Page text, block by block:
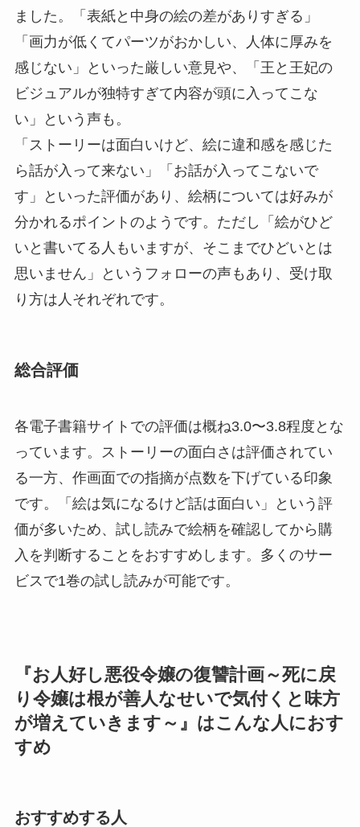
ました。「表紙と中身の絵の差がありすぎる」
「画力が低くてパーツがおかしい、人体に厚みを
感じない」といった厳しい意見や、「王と王妃の
ビジュアルが独特すぎて内容が頭に入ってこな
い」という声も。
「ストーリーは面白いけど、絵に違和感を感じた
ら話が入って来ない」「お話が入ってこないで
す」といった評価があり、絵柄については好みが
分かれるポイントのようです。ただし「絵がひど
いと書いてる人もいますが、そこまでひどいとは
思いません」というフォローの声もあり、受け取
り方は人それぞれです。
総合評価
各電子書籍サイトでの評価は概ね3.0〜3.8程度とな
っています。ストーリーの面白さは評価されてい
る一方、作画面での指摘が点数を下げている印象
です。「絵は気になるけど話は面白い」という評
価が多いため、試し読みで絵柄を確認してから購
入を判断することをおすすめします。多くのサー
ビスで1巻の試し読みが可能です。
『お人好し悪役令嬢の復讐計画～死に戻
り令嬢は根が善人なせいで気付くと味方
が増えていきます～』はこんな人におす
すめ
おすすめする人